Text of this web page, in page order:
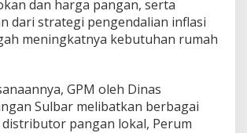
u
k
K
d
a
l
dan harga pangan, serta
dari strategi pengendalian inflasi
meningkatnya kebutuhan rumah
GPM oleh Dinas
Sulbar melibatkan berbagai
pangan lokal, Perum